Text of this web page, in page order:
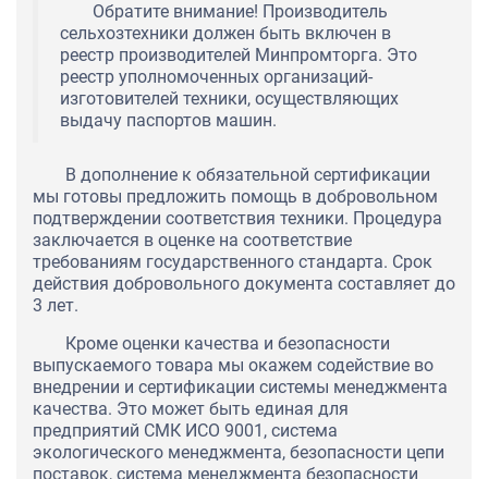
Обратите внимание! Производитель
сельхозтехники должен быть включен в
реестр производителей Минпромторга. Это
реестр уполномоченных организаций-
изготовителей техники, осуществляющих
выдачу паспортов машин.
В дополнение к обязательной сертификации
мы готовы предложить помощь в добровольном
подтверждении соответствия техники. Процедура
заключается в оценке на соответствие
требованиям государственного стандарта. Срок
действия добровольного документа составляет до
3 лет.
Кроме оценки качества и безопасности
выпускаемого товара мы окажем содействие во
внедрении и сертификации системы менеджмента
качества. Это может быть единая для
предприятий СМК ИСО 9001, система
экологического менеджмента, безопасности цепи
поставок, система менеджмента безопасности